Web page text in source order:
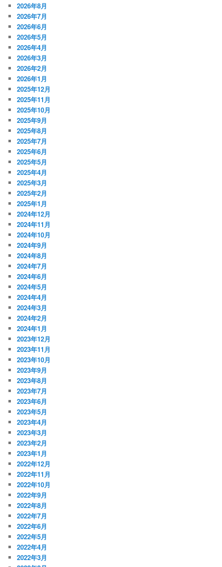
2026年8月
2026年7月
2026年6月
2026年5月
2026年4月
2026年3月
2026年2月
2026年1月
2025年12月
2025年11月
2025年10月
2025年9月
2025年8月
2025年7月
2025年6月
2025年5月
2025年4月
2025年3月
2025年2月
2025年1月
2024年12月
2024年11月
2024年10月
2024年9月
2024年8月
2024年7月
2024年6月
2024年5月
2024年4月
2024年3月
2024年2月
2024年1月
2023年12月
2023年11月
2023年10月
2023年9月
2023年8月
2023年7月
2023年6月
2023年5月
2023年4月
2023年3月
2023年2月
2023年1月
2022年12月
2022年11月
2022年10月
2022年9月
2022年8月
2022年7月
2022年6月
2022年5月
2022年4月
2022年3月